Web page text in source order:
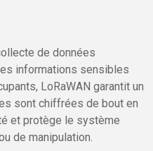
de données
informations sensibles
LoRaWAN garantit un
sont chiffrées de bout en
et protège le système
de manipulation.